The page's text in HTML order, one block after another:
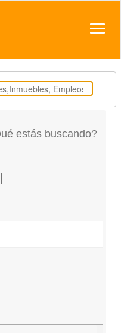
estás buscando?